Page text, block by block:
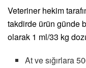
Veteriner hekim
takdirde ürün günde
olarak 1 ml/33 kg
At ve sığırlara